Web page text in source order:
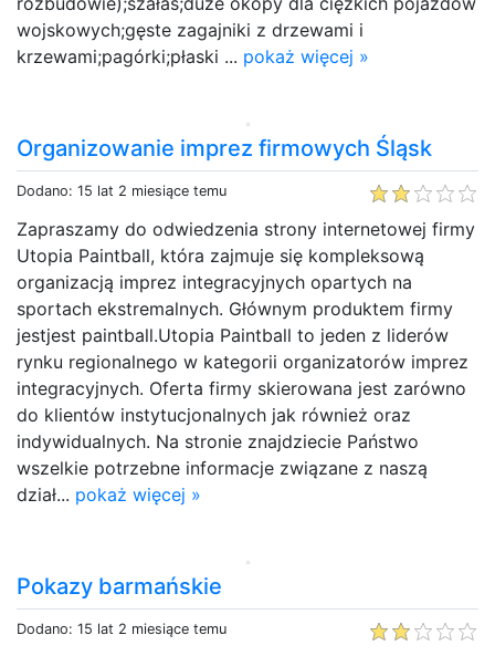
wojskowych;gęste zagajniki z drzewami i
krzewami;pagórki;płaski ... pokaż więcej »
Organizowanie imprez firmowych Śląsk
Dodano: 15 lat 2 miesiące temu
Zapraszamy do odwiedzenia strony internetowej firmy
Utopia Paintball, która zajmuje się kompleksową
organizacją imprez integracyjnych opartych na
sportach ekstremalnych. Głównym produktem firmy
jestjest paintball.Utopia Paintball to jeden z liderów
rynku regionalnego w kategorii organizatorów imprez
integracyjnych. Oferta firmy skierowana jest zarówno
do klientów instytucjonalnych jak również oraz
indywidualnych. Na stronie znajdziecie Państwo
wszelkie potrzebne informacje związane z naszą
dział... pokaż więcej »
Pokazy barmańskie
Dodano: 15 lat 2 miesiące temu